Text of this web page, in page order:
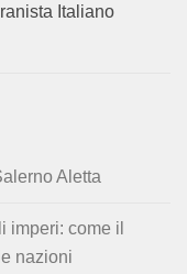
Italiano
Aletta
imperi: come il
nazioni